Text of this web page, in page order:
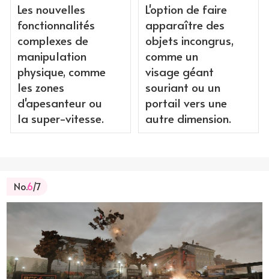
Les nouvelles
fonctionnalités
complexes de
manipulation
physique, comme
les zones
d'apesanteur ou
la super-vitesse.
L'option de faire
apparaître des
objets incongrus,
comme un
visage géant
souriant ou un
portail vers une
autre dimension.
No.6/7